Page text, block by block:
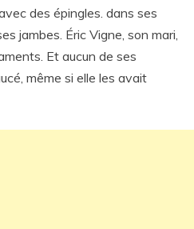
des épingles. dans ses
jambes. Éric Vigne, son mari,
Et aucun de ses
même si elle les avait